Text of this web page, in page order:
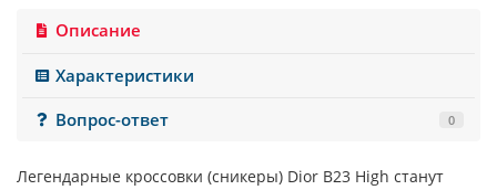
Описание
Характеристики
Вопрос-ответ
0
Легендарные кроссовки (сникеры) Dior B23 High станут